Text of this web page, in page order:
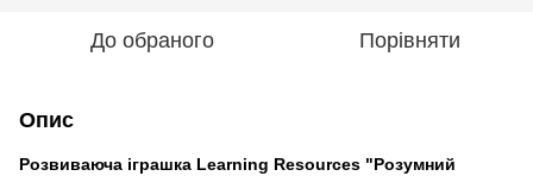
До обраного Порівняти
Опис
Розвиваюча іграшка Learning Resources "Розумний